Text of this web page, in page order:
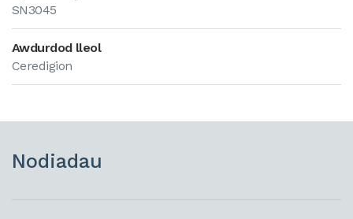
SN3045
Awdurdod lleol
Ceredigion
Nodiadau